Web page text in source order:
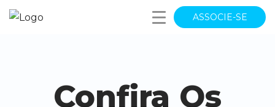
ASSOCIE-SE
Confira Os